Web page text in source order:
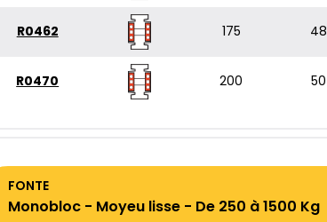
R0462 175 48
R0470 200 50
FONTE
Monobloc - Moyeu lisse - De 250 à 1500 Kg